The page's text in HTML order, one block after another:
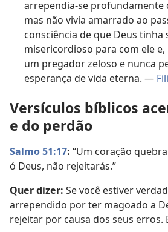
arrependia-se profundamente
mas não vivia amarrado ao
consciência de que Deus tinha
misericordioso para com ele
um pregador zeloso e nunca
esperança de vida eterna. —
Versículos bíblicos
e do perdão
Salmo 51:17: “Um coração
ó Deus, não rejeitarás.”
Quer dizer: Se você estiver
arrependido por ter magoado a
rejeitar por causa dos seus erros.